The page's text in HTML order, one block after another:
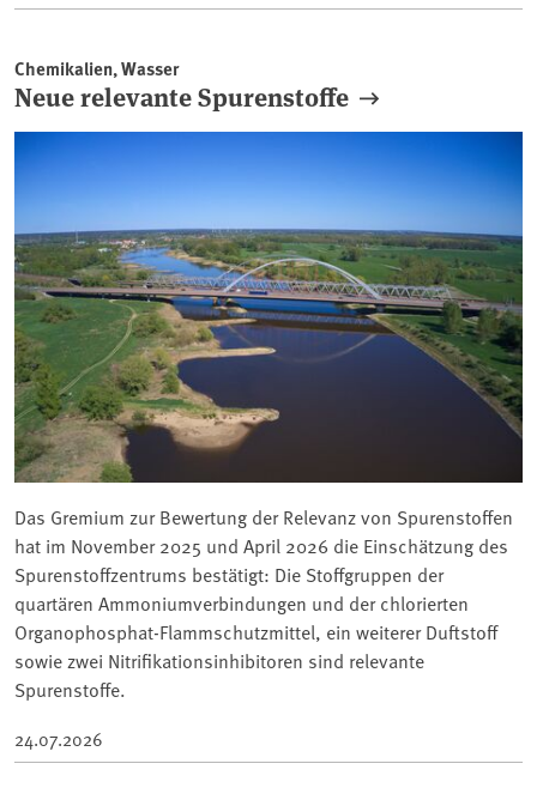
Chemikalien, Wasser
Neue relevante Spurenstoffe
Das Gremium zur Bewertung der Relevanz von Spurenstoffen
hat im November 2025 und April 2026 die Einschätzung des
Spurenstoffzentrums bestätigt: Die Stoffgruppen der
quartären Ammoniumverbindungen und der chlorierten
Organophosphat-Flammschutzmittel, ein weiterer Duftstoff
sowie zwei Nitrifikationsinhibitoren sind relevante
Spurenstoffe.
24.07.2026